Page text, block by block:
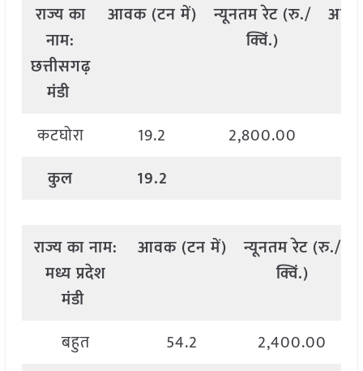
राज्यका
नाम:
छत्तीसगढ़
मंडी
आवक (टनमें) न्यूनतमरेट (रु./
क्विं.)
कटघोरा 19.2 2,800.00
कुल
19.2
राज्यकानाम:
मध्यप्रदेश
मंडी
आवक (टनमें) न्यूनतमरेट (रु./
क्विं.)
बहुत 54.2
2,400.00